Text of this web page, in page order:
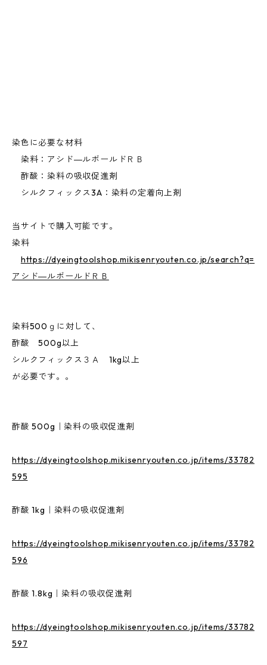
染色に必要な材料
染料：アシド―ルボールドＲＢ
酢酸：染料の吸収促進剤
シルクフィックス3A：染料の定着向上剤
当サイトで購入可能です。
染料
https://dyeingtoolshop.mikisenryouten.co.jp/search?q=
アシド―ルボールドＲＢ
染料500ｇに対して、
酢酸 500g以上
シルクフィックス３Ａ 1kg以上
が必要です。。
酢酸 500g｜染料の吸収促進剤
https://dyeingtoolshop.mikisenryouten.co.jp/items/33782
595
酢酸 1kg｜染料の吸収促進剤
https://dyeingtoolshop.mikisenryouten.co.jp/items/33782
596
酢酸 1.8kg｜染料の吸収促進剤
https://dyeingtoolshop.mikisenryouten.co.jp/items/33782
597